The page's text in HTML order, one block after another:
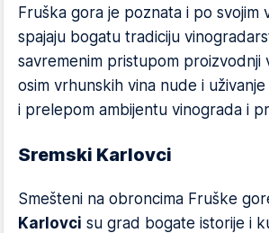
Fruška gora je poznata i po svojim
spajaju bogatu tradiciju
savremenim pristupom proizvodnji
osim vrhunskih vina nude i
i prelepom ambijentu vinograda i
Sremski Karlovci
Smešteni na obroncima Fruške
Karlovci su grad bogate istorije i